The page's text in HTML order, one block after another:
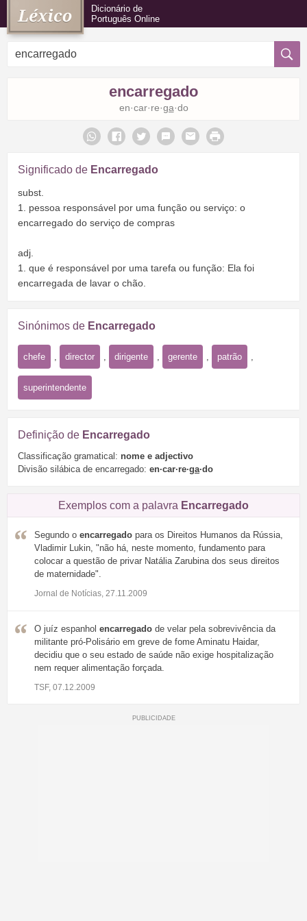
Dicionário de
Português Online
encarregado
en·car·re·ga·do
Significado de Encarregado
subst.
1. pessoa responsável por uma função ou serviço: o
encarregado do serviço de compras
adj.
1. que é responsável por uma tarefa ou função: Ela foi
encarregada de lavar o chão.
Sinónimos de Encarregado
chefe director dirigente gerente patrão
superintendente
Definição de Encarregado
Classificação gramatical: nome e adjectivo
Divisão silábica de encarregado: en·car·re·ga·do
Exemplos com a palavra Encarregado
Segundo o encarregado para os Direitos Humanos da Rússia,
Vladimir Lukin, "não há, neste momento, fundamento para
colocar a questão de privar Natália Zarubina dos seus direitos
de maternidade".
Jornal de Notícias, 27.11.2009
O juíz espanhol encarregado de velar pela sobrevivência da
militante pró-Polisário em greve de fome Aminatu Haidar,
decidiu que o seu estado de saúde não exige hospitalização
nem requer alimentação forçada.
TSF, 07.12.2009